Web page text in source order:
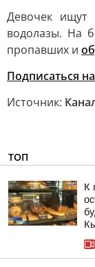
Девочек
водолазы. На
пропавших и
Подписаться
Источник:
ТОП
К